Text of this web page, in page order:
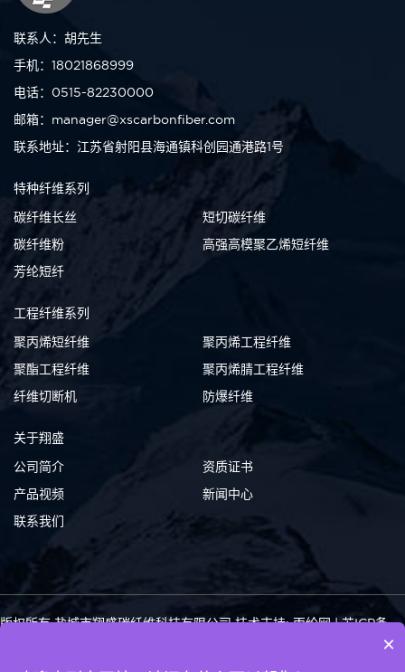
联系人：胡先生
手机：18021868999
电话：0515-82230000
邮箱：manager@xscarbonfiber.com
联系地址：江苏省射阳县海通镇科创园通港路1号
特种纤维系列
碳纤维长丝
短切碳纤维
碳纤维粉
高强高模聚乙烯短纤维
芳纶短纤
工程纤维系列
聚丙烯短纤维
聚丙烯工程纤维
聚酯工程纤维
聚丙烯腈工程纤维
纤维切断机
防爆纤维
关于翔盛
公司简介
资质证书
产品视频
新闻中心
联系我们
版权所有 盐城市翔盛碳纤维科技有限公司技术支持: 丙纶网|苏ICP备
×